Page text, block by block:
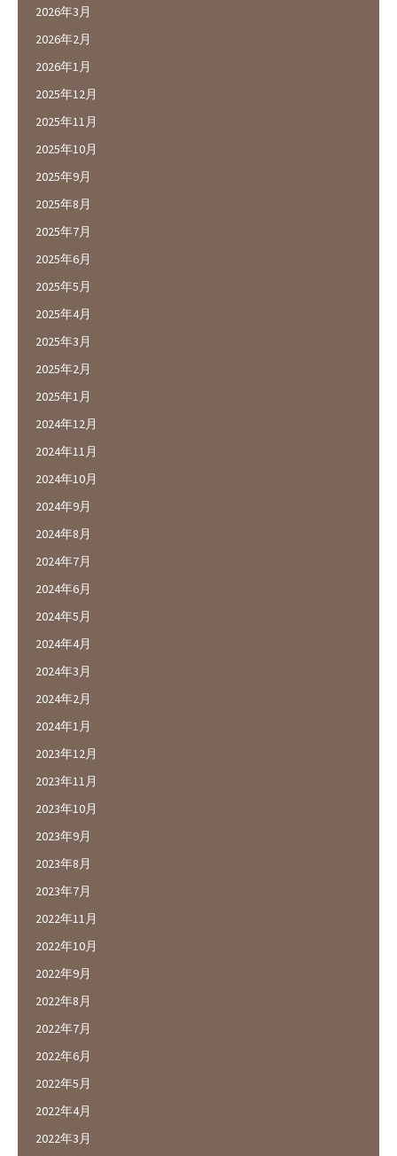
2026年3月
2026年2月
2026年1月
2025年12月
2025年11月
2025年10月
2025年9月
2025年8月
2025年7月
2025年6月
2025年5月
2025年4月
2025年3月
2025年2月
2025年1月
2024年12月
2024年11月
2024年10月
2024年9月
2024年8月
2024年7月
2024年6月
2024年5月
2024年4月
2024年3月
2024年2月
2024年1月
2023年12月
2023年11月
2023年10月
2023年9月
2023年8月
2023年7月
2022年11月
2022年10月
2022年9月
2022年8月
2022年7月
2022年6月
2022年5月
2022年4月
2022年3月